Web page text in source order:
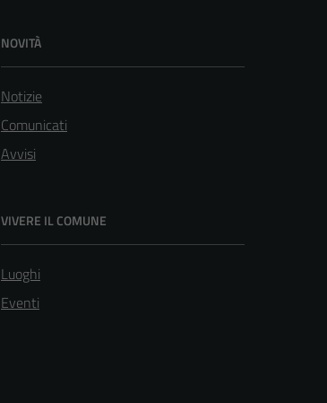
NOVITÀ
Notizie
Comunicati
Avvisi
VIVERE IL COMUNE
Luoghi
Eventi